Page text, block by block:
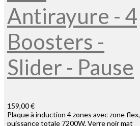
Antirayure - 4
Boosters -
Slider - Pause
159,00 €
Plaque à induction 4 zones avec zone flex,
puissance totale 7200W. Verre noir mat